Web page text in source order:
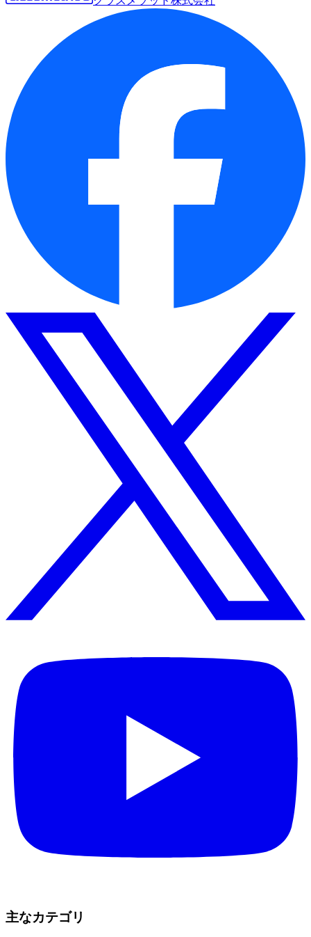
主なカテゴリ